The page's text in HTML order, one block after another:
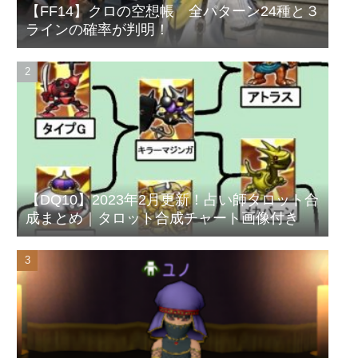
【FF14】クロの空想帳 全パターン24種と３
ラインの確率が判明！
【DQ10】2023年2月更新！占い師タロット合
成まとめ｜タロット合成チャート画像付き